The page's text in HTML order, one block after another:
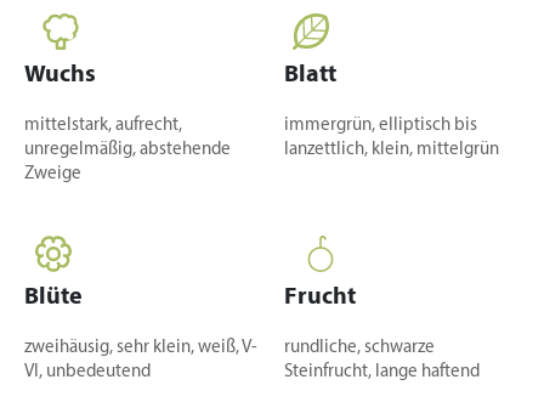
Wuchs
mittelstark, aufrecht,
unregelmäßig, abstehende
Zweige
Blatt
immergrün, elliptisch bis
lanzettlich, klein, mittelgrün
Blüte
zweihäusig, sehr klein, weiß, V-
VI, unbedeutend
Frucht
rundliche, schwarze
Steinfrucht, lange haftend